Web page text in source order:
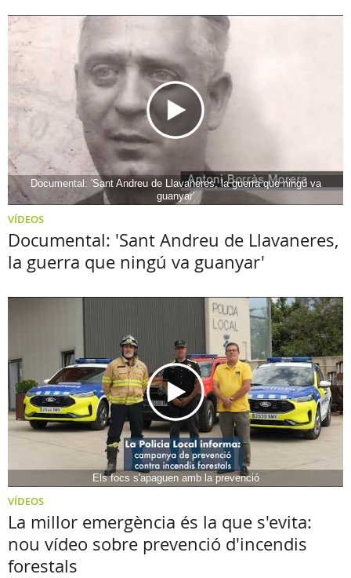
Documental: 'Sant Andreu de Llavaneres, la guerra que ningú va
guanyar'
VÍDEOS
Documental: 'Sant Andreu de Llavaneres,
la guerra que ningú va guanyar'
Els focs s'apaguen amb la prevenció
VÍDEOS
La millor emergència és la que s'evita:
nou vídeo sobre prevenció d'incendis
forestals